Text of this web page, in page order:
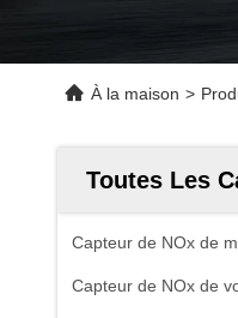
À la maison >
Toutes Les
Capteur de NOx de
Capteur de NOx de